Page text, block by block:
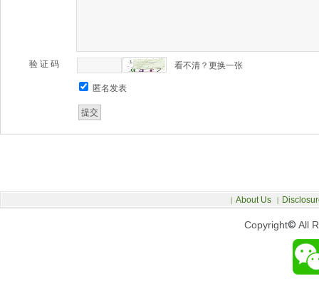
验 证 码 看不清？更换一张
匿名发表
Copyright© All
| About Us |